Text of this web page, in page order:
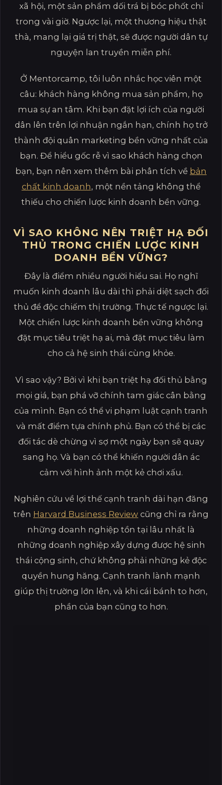
xã hội, một sản phẩm dối trá bị bóc phốt chỉ
trong vài giờ. Ngược lại, một thương hiệu thật
thà, mang lại giá trị thật, sẽ được người dân tự
nguyện lan truyền miễn phí.
Ở Mentorcamp, tôi luôn nhắc học viên một
câu: khách hàng không mua sản phẩm, họ
mua sự an tâm. Khi bạn đặt lợi ích của người
dân lên trên lợi nhuận ngắn hạn, chính họ trở
thành đội quân marketing bền vững nhất của
bạn. Để hiểu gốc rễ vì sao khách hàng chọn
bạn, bạn nên xem thêm bài phân tích về bản
chất kinh doanh, một nền tảng không thể
thiếu cho chiến lược kinh doanh bền vững.
VÌ SAO KHÔNG NÊN TRIỆT HẠ ĐỐI
THỦ TRONG CHIẾN LƯỢC KINH
DOANH BỀN VỮNG?
Đây là điểm nhiều người hiểu sai. Họ nghĩ
muốn kinh doanh lâu dài thì phải diệt sạch đối
thủ để độc chiếm thị trường. Thực tế ngược lại.
Một chiến lược kinh doanh bền vững không
đặt mục tiêu triệt hạ ai, mà đặt mục tiêu làm
cho cả hệ sinh thái cùng khỏe.
Vì sao vậy? Bởi vì khi bạn triệt hạ đối thủ bằng
mọi giá, bạn phá vỡ chính tam giác cân bằng
của mình. Bạn có thể vi phạm luật cạnh tranh
và mất điểm tựa chính phủ. Bạn có thể bị các
đối tác dè chừng vì sợ một ngày bạn sẽ quay
sang họ. Và bạn có thể khiến người dân ác
cảm với hình ảnh một kẻ chơi xấu.
Nghiên cứu về lợi thế cạnh tranh dài hạn đăng
trên Harvard Business Review cũng chỉ ra rằng
những doanh nghiệp tồn tại lâu nhất là
những doanh nghiệp xây dựng được hệ sinh
thái cộng sinh, chứ không phải những kẻ độc
quyền hung hăng. Cạnh tranh lành mạnh
giúp thị trường lớn lên, và khi cái bánh to hơn,
phần của bạn cũng to hơn.